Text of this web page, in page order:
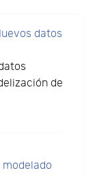
datos
de